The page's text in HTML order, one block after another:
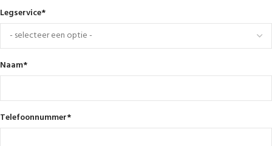
Legservice*
Naam*
Telefoonnummer*